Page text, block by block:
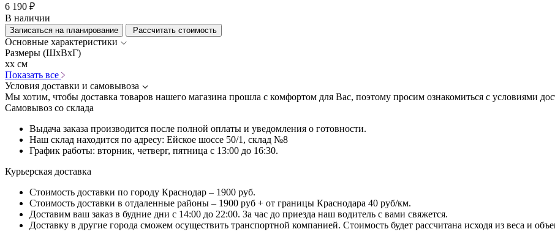
6 190 ₽
В наличии
Записаться на планирование Рассчитать стоимость
Основные характеристики
Размеры (ШхВхГ)
xx см
Показать все
Условия доставки и самовывоза
Мы хотим, чтобы доставка товаров нашего магазина прошла с комфортом для Вас, поэтому просим ознакомиться с условиями
Самовывоз со склада
Выдача заказа производится после полной оплаты и уведомления о готовности.
Наш склад находится по адресу: Ейское шоссе 50/1, склад №8
График работы: вторник, четверг, пятница с 13:00 до 16:30.
Курьерская доставка
Стоимость доставки по городу Краснодар – 1900 руб.
Стоимость доставки в отдаленные районы – 1900 руб + от границы Краснодара 40 руб/км.
Доставим ваш заказ в будние дни с 14:00 до 22:00. За час до приезда наш водитель с вами свяжется.
Доставку в другие города сможем осуществить транспортной компанией. Стоимость будет рассчитана исходя из веса и